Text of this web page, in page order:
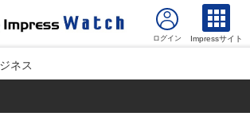
Impressサイト
ネス